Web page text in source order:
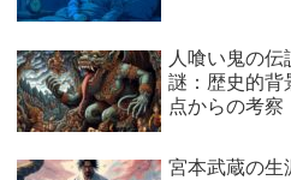
人喰い鬼の
謎：歴史的背
点からの考察
宮本武蔵の生